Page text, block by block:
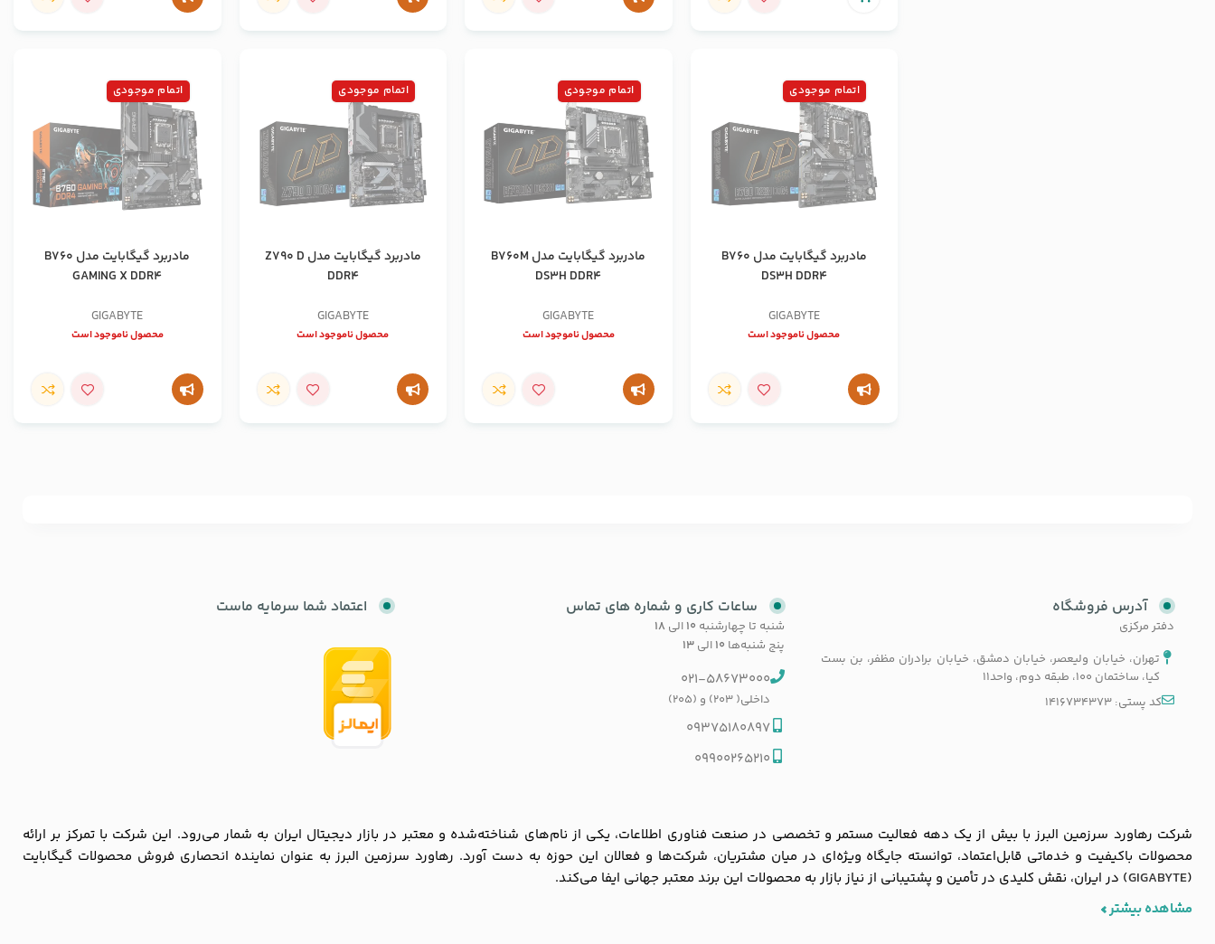
اتمام موجودی
مادربرد گیگابایت مدل B760
DS3H DDR4
GIGABYTE
محصول ناموجود است
اتمام موجودی
مادربرد گیگابایت مدل B760M
DS3H DDR4
GIGABYTE
محصول ناموجود است
اتمام موجودی
مادربرد گیگابایت مدل Z790 D
DDR4
GIGABYTE
محصول ناموجود است
اتمام موجودی
مادربرد گیگابایت مدل B760
GAMING X DDR4
GIGABYTE
محصول ناموجود است
آدرس فروشگاه
دفتر مرکزی
تهران، خیابان ولیعصر، خیابان دمشق، خیابان برادران مظفر، بن بست
کیا، ساختمان 100، طبقه دوم، واحد11
کد پستی: 1416734373
ساعات کاری و شماره های تماس
شنبه تا چهارشنبه ۱۰ الی ۱۸
پنج شنبه‌ها ۱۰ الی۱۳
021-58673000
داخلی( 203) و (205)
09375180897
09900265210
اعتماد شما سرمایه ماست
شرکت رهاورد سرزمین البرز با بیش از یک دهه فعالیت مستمر و تخصصی در صنعت فناوری اطلاعات، یکی از نام‌های شناخته‌شده و معتبر در بازار دیجیتال ایران به شمار می‌رود. این شرکت با تمرکز بر ارائه
محصولات باکیفیت و خدماتی قابل‌اعتماد، توانسته جایگاه ویژه‌ای در میان مشتریان، شرکت‌ها و فعالان این حوزه به دست آورد. رهاورد سرزمین البرز به عنوان نماینده انحصاری فروش محصولات گیگابایت
(
GIGABYTE) در ایران، نقش کلیدی در تأمین و پشتیبانی از نیاز بازار به محصولات این برند معتبر جهانی ایفا می‌کند.
مشاهده بیشتر